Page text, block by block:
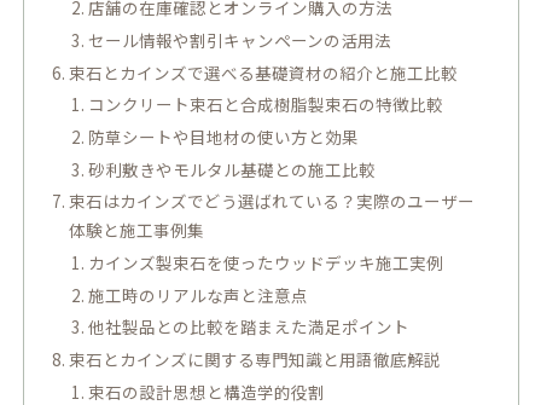
店舗の在庫確認とオンライン購入の方法
セール情報や割引キャンペーンの活用法
束石とカインズで選べる基礎資材の紹介と施工比較
コンクリート束石と合成樹脂製束石の特徴比較
防草シートや目地材の使い方と効果
砂利敷きやモルタル基礎との施工比較
束石はカインズでどう選ばれている？実際のユーザー
体験と施工事例集
カインズ製束石を使ったウッドデッキ施工実例
施工時のリアルな声と注意点
他社製品との比較を踏まえた満足ポイント
束石とカインズに関する専門知識と用語徹底解説
束石の設計思想と構造学的役割